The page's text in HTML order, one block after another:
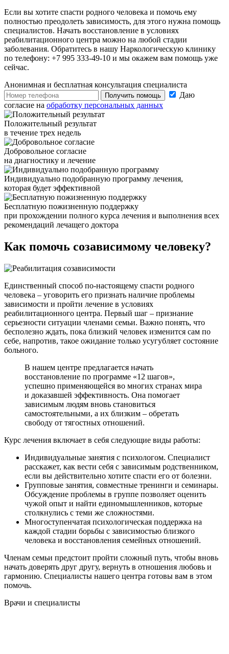
Если вы хотите спасти родного человека и помочь ему
полностью преодолеть зависимость, для этого нужна помощь
специалистов. Начать восстановление в условиях
реабилитационного центра можно на любой стадии
заболевания. Обратитесь в нашу Наркологическую клинику
по телефону: +7 995 333-49-10 и мы окажем вам помощь уже
сейчас.
Анонимная и бесплатная консультация специалиста
Получить помощь
Даю
согласие на обработку персональных данных
Положительный результат
в течение трех недель
Добровольное согласие
на диагностику и лечение
Индивидуально подобранную программу лечения,
которая будет эффективной
Бесплатную пожизненную поддержку
при прохождении полного курса лечения и выполнения всех
рекомендаций лечащего доктора
Как помочь созависимому человеку?
Единственный способ по-настоящему спасти родного
человека – уговорить его признать наличие проблемы
зависимости и пройти лечение в условиях
реабилитационного центра. Первый шаг – признание
серьезности ситуации членами семьи. Важно понять, что
бесполезно ждать, пока близкий человек изменится сам по
себе, напротив, такое ожидание только усугубляет состояние
больного.
В нашем центре предлагается начать
восстановление по программе «12 шагов»,
успешно применяющейся во многих странах мира
и доказавшей эффективность. Она помогает
зависимым людям вновь становиться
самостоятельными, а их близким – обретать
свободу от тягостных отношений.
Курс лечения включает в себя следующие виды работы:
Индивидуальные занятия с психологом. Специалист
расскажет, как вести себя с зависимым родственником,
если вы действительно хотите спасти его от болезни.
Групповые занятия, совместные тренинги и семинары.
Обсуждение проблемы в группе позволяет оценить
чужой опыт и найти единомышленников, которые
столкнулись с теми же сложностями.
Многоступенчатая психологическая поддержка на
каждой стадии борьбы с зависимостью близкого
человека и восстановления семейных отношений.
Членам семьи предстоит пройти сложный путь, чтобы вновь
начать доверять друг другу, вернуть в отношения любовь и
гармонию. Специалисты нашего центра готовы вам в этом
помочь.
Врачи и специалисты